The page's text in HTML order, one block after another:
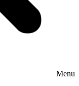
Menu